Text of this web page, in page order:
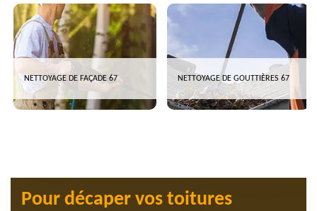
NETTOYAGE DE FAÇADE 67 NETTOYAGE DE GOUTTIÈRES 67
Pour décaper vos toitures